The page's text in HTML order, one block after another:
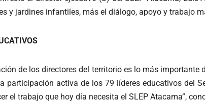
y jardines infantiles, más el diálogo, apoyo y trabajo
de los directores del territorio es lo más
participación activa de los 79 líderes educativos del
el trabajo que hoy día necesita el SLEP Atacama”,